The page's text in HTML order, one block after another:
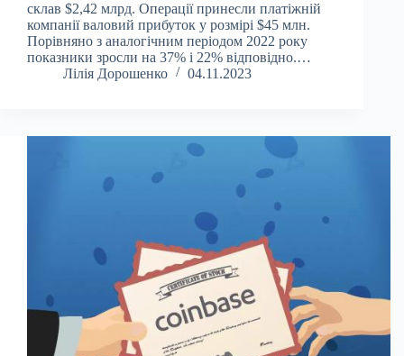
склав $2,42 млрд. Операції принесли платіжній
компанії валовий прибуток у розмірі $45 млн.
Порівняно з аналогічним періодом 2022 року
показники зросли на 37% і 22% відповідно.…
Лілія Дорошенко
04.11.2023